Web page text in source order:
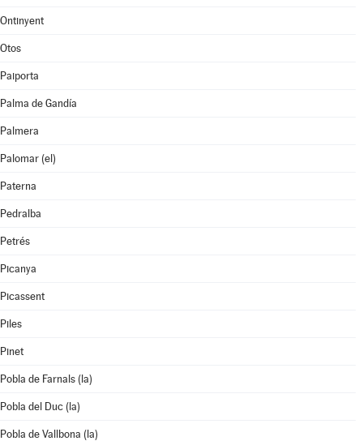
Ontinyent
Otos
Paiporta
Palma de Gandía
Palmera
Palomar (el)
Paterna
Pedralba
Petrés
Picanya
Picassent
Piles
Pinet
Pobla de Farnals (la)
Pobla del Duc (la)
Pobla de Vallbona (la)